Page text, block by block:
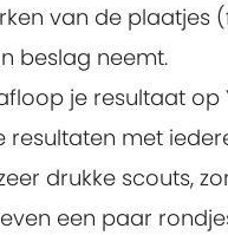
van de plaatjes
beslag neemt.
je resultaat op
resultaten met
drukke scouts,
een paar